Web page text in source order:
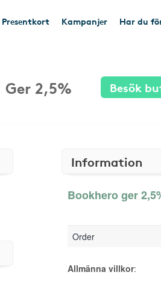
Presentkort Kampanjer Har du
Ger 2,5% Besök
Information
Bookhero ger
Order
Allmänna villkor: